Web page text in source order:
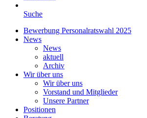
Suche
Bewerbung Personalratswahl 2025
News
News
aktuell
Archiv
Wir über uns
Wir über uns
Vorstand und Mitglieder
Unsere Partner
Positionen